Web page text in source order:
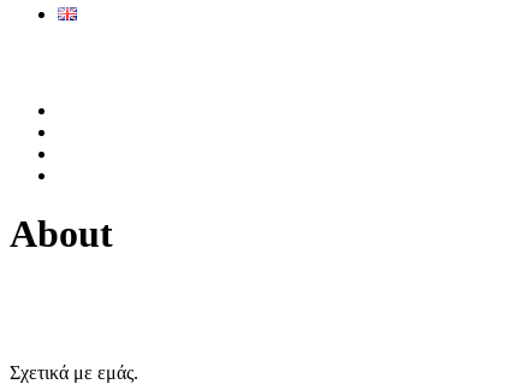
About
Σχετικά με εμάς.